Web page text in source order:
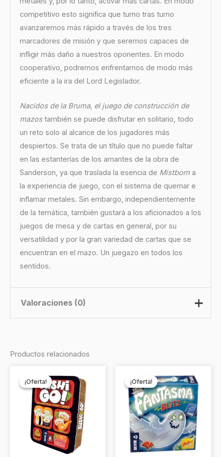
competitivo esto significa que turno tras turno
avanzaremos más rápido a través de los tres
marcadores de misión y que seremos capaces de
infligir más daño a nuestros oponentes. En modo
cooperativo, podremos enfrentarnos de modo más
eficiente a la ira del Lord Legislador.
Nacidos de la Bruma, el juego de construcción de
mazostambién se puede disfrutar en solitario, todo
un reto solo al alcance de los jugadores más
despiertos. Se trata de un título que no puede faltar
en las estanterías de los amantes de la obra de
Sanderson, ya que traslada la esencia de Mistborna
la experiencia de juego, con el sistema de quemar e
inflamar metales. Sin embargo, independientemente
de la temática, también gustará a los aficionados a los
juegos de mesa y de cartas en general, por su
versatilidad y por la gran variedad de cartas que se
encuentran en el mazo. Un juegazo en todos los
sentidos.
Valoraciones (0)
de la Bruma”
Debes accederpara publicar una valoración.
Productos relacionados
¡Oferta!
¡Oferta!
precio
original
era:
$12.990.
precio
actual
es:
$11.990.
¡Oferta!
¡Oferta!
precio
original
era:
$15.990.
precio
actual
es:
$14.990.